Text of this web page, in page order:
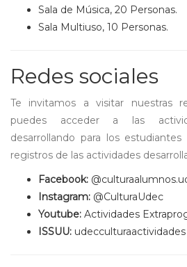
Sala de Música, 20 Personas.
Sala Multiuso, 10 Personas.
Redes sociales
Te invitamos a visitar nuestras
puedes acceder a las
desarrollando para los
registros de las actividades
Facebook:
Instagram: @CulturaUdec
Youtube: Actividades
ISSUU: udecculturaactividades